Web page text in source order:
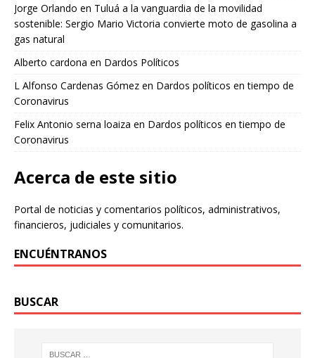
Jorge Orlando en Tuluá a la vanguardia de la movilidad
sostenible: Sergio Mario Victoria convierte moto de gasolina a
gas natural
Alberto cardona en Dardos Políticos
L Alfonso Cardenas Gómez en Dardos políticos en tiempo de
Coronavirus
Felix Antonio serna loaiza en Dardos políticos en tiempo de
Coronavirus
Acerca de este sitio
Portal de noticias y comentarios políticos, administrativos,
financieros, judiciales y comunitarios.
ENCUÉNTRANOS
BUSCAR